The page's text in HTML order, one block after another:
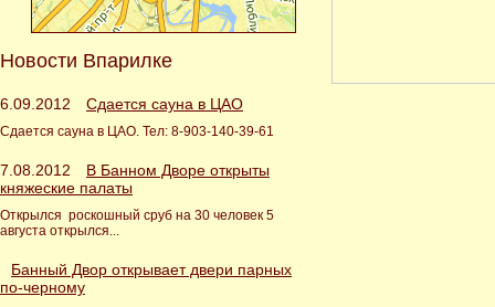
Новости Впарилке
6.09.2012 Сдается сауна в ЦАО
Сдается сауна в ЦАО. Тел: 8-903-140-39-61
7.08.2012
В Банном Дворе открыты
княжеские палаты
Открылся роскошный сруб на 30 человек 5
августа открылся...
Банный Двор открывает двери парных
по-черному